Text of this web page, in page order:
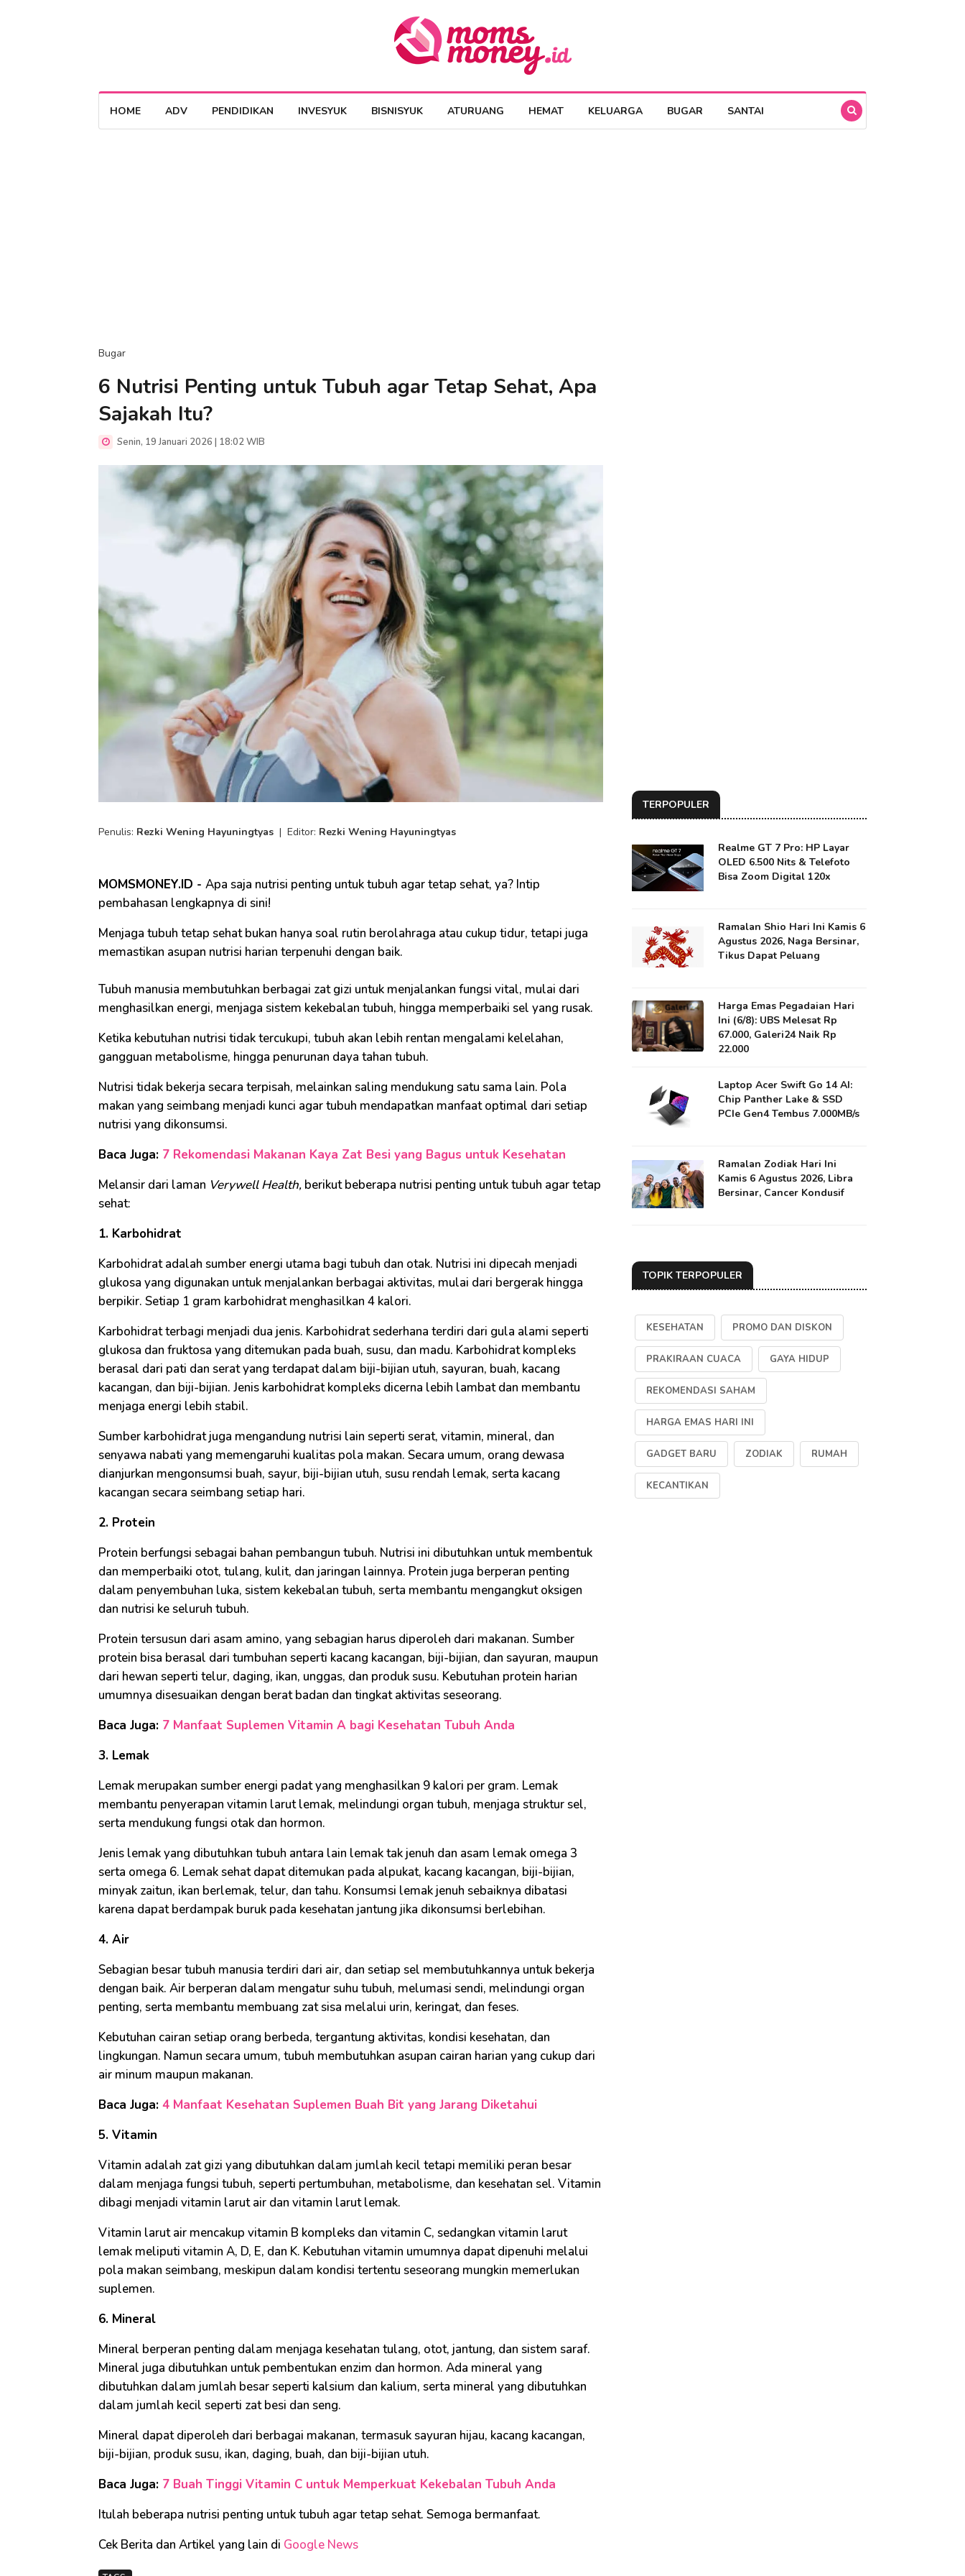
HOME ADV PENDIDIKAN INVESYUK BISNISYUK ATURUANG HEMAT KELUARGA BUGAR SANTAI
Bugar
6 Nutrisi Penting untuk Tubuh agar Tetap Sehat, Apa
Sajakah Itu?
Senin, 19 Januari 2026 | 18:02 WIB
Penulis: Rezki Wening Hayuningtyas | Editor: Rezki Wening Hayuningtyas
MOMSMONEY.ID - Apa saja nutrisi penting untuk tubuh agar tetap sehat, ya? Intip
pembahasan lengkapnya di sini!
Menjaga tubuh tetap sehat bukan hanya soal rutin berolahraga atau cukup tidur, tetapi juga
memastikan asupan nutrisi harian terpenuhi dengan baik.
Tubuh manusia membutuhkan berbagai zat gizi untuk menjalankan fungsi vital, mulai dari
menghasilkan energi, menjaga sistem kekebalan tubuh, hingga memperbaiki sel yang rusak.
Ketika kebutuhan nutrisi tidak tercukupi, tubuh akan lebih rentan mengalami kelelahan,
gangguan metabolisme, hingga penurunan daya tahan tubuh.
Nutrisi tidak bekerja secara terpisah, melainkan saling mendukung satu sama lain. Pola
makan yang seimbang menjadi kunci agar tubuh mendapatkan manfaat optimal dari setiap
nutrisi yang dikonsumsi.
Baca Juga: 7 Rekomendasi Makanan Kaya Zat Besi yang Bagus untuk Kesehatan
Melansir dari laman Verywell Health, berikut beberapa nutrisi penting untuk tubuh agar tetap
sehat:
1. Karbohidrat
Karbohidrat adalah sumber energi utama bagi tubuh dan otak. Nutrisi ini dipecah menjadi
glukosa yang digunakan untuk menjalankan berbagai aktivitas, mulai dari bergerak hingga
berpikir. Setiap 1 gram karbohidrat menghasilkan 4 kalori.
Karbohidrat terbagi menjadi dua jenis. Karbohidrat sederhana terdiri dari gula alami seperti
glukosa dan fruktosa yang ditemukan pada buah, susu, dan madu. Karbohidrat kompleks
berasal dari pati dan serat yang terdapat dalam biji-bijian utuh, sayuran, buah, kacang
kacangan, dan biji-bijian. Jenis karbohidrat kompleks dicerna lebih lambat dan membantu
menjaga energi lebih stabil.
Sumber karbohidrat juga mengandung nutrisi lain seperti serat, vitamin, mineral, dan
senyawa nabati yang memengaruhi kualitas pola makan. Secara umum, orang dewasa
dianjurkan mengonsumsi buah, sayur, biji-bijian utuh, susu rendah lemak, serta kacang
kacangan secara seimbang setiap hari.
2. Protein
Protein berfungsi sebagai bahan pembangun tubuh. Nutrisi ini dibutuhkan untuk membentuk
dan memperbaiki otot, tulang, kulit, dan jaringan lainnya. Protein juga berperan penting
dalam penyembuhan luka, sistem kekebalan tubuh, serta membantu mengangkut oksigen
dan nutrisi ke seluruh tubuh.
Protein tersusun dari asam amino, yang sebagian harus diperoleh dari makanan. Sumber
protein bisa berasal dari tumbuhan seperti kacang kacangan, biji-bijian, dan sayuran, maupun
dari hewan seperti telur, daging, ikan, unggas, dan produk susu. Kebutuhan protein harian
umumnya disesuaikan dengan berat badan dan tingkat aktivitas seseorang.
Baca Juga: 7 Manfaat Suplemen Vitamin A bagi Kesehatan Tubuh Anda
3. Lemak
Lemak merupakan sumber energi padat yang menghasilkan 9 kalori per gram. Lemak
membantu penyerapan vitamin larut lemak, melindungi organ tubuh, menjaga struktur sel,
serta mendukung fungsi otak dan hormon.
Jenis lemak yang dibutuhkan tubuh antara lain lemak tak jenuh dan asam lemak omega 3
serta omega 6. Lemak sehat dapat ditemukan pada alpukat, kacang kacangan, biji-bijian,
minyak zaitun, ikan berlemak, telur, dan tahu. Konsumsi lemak jenuh sebaiknya dibatasi
karena dapat berdampak buruk pada kesehatan jantung jika dikonsumsi berlebihan.
4. Air
Sebagian besar tubuh manusia terdiri dari air, dan setiap sel membutuhkannya untuk bekerja
dengan baik. Air berperan dalam mengatur suhu tubuh, melumasi sendi, melindungi organ
penting, serta membantu membuang zat sisa melalui urin, keringat, dan feses.
Kebutuhan cairan setiap orang berbeda, tergantung aktivitas, kondisi kesehatan, dan
lingkungan. Namun secara umum, tubuh membutuhkan asupan cairan harian yang cukup dari
air minum maupun makanan.
Baca Juga: 4 Manfaat Kesehatan Suplemen Buah Bit yang Jarang Diketahui
5. Vitamin
Vitamin adalah zat gizi yang dibutuhkan dalam jumlah kecil tetapi memiliki peran besar
dalam menjaga fungsi tubuh, seperti pertumbuhan, metabolisme, dan kesehatan sel. Vitamin
dibagi menjadi vitamin larut air dan vitamin larut lemak.
Vitamin larut air mencakup vitamin B kompleks dan vitamin C, sedangkan vitamin larut
lemak meliputi vitamin A, D, E, dan K. Kebutuhan vitamin umumnya dapat dipenuhi melalui
pola makan seimbang, meskipun dalam kondisi tertentu seseorang mungkin memerlukan
suplemen.
6. Mineral
Mineral berperan penting dalam menjaga kesehatan tulang, otot, jantung, dan sistem saraf.
Mineral juga dibutuhkan untuk pembentukan enzim dan hormon. Ada mineral yang
dibutuhkan dalam jumlah besar seperti kalsium dan kalium, serta mineral yang dibutuhkan
dalam jumlah kecil seperti zat besi dan seng.
Mineral dapat diperoleh dari berbagai makanan, termasuk sayuran hijau, kacang kacangan,
biji-bijian, produk susu, ikan, daging, buah, dan biji-bijian utuh.
Baca Juga: 7 Buah Tinggi Vitamin C untuk Memperkuat Kekebalan Tubuh Anda
Itulah beberapa nutrisi penting untuk tubuh agar tetap sehat. Semoga bermanfaat.
Cek Berita dan Artikel yang lain di Google News
TERPOPULER
Realme GT 7 Pro: HP Layar
OLED 6.500 Nits & Telefoto
Bisa Zoom Digital 120x
Ramalan Shio Hari Ini Kamis 6
Agustus 2026, Naga Bersinar,
Tikus Dapat Peluang
Harga Emas Pegadaian Hari
Ini (6/8): UBS Melesat Rp
67.000, Galeri24 Naik Rp
22.000
Laptop Acer Swift Go 14 AI:
Chip Panther Lake & SSD
PCIe Gen4 Tembus 7.000MB/s
Ramalan Zodiak Hari Ini
Kamis 6 Agustus 2026, Libra
Bersinar, Cancer Kondusif
TOPIK TERPOPULER
KESEHATAN PROMO DAN DISKON
PRAKIRAAN CUACA GAYA HIDUP
REKOMENDASI SAHAM
HARGA EMAS HARI INI
GADGET BARU ZODIAK RUMAH
KECANTIKAN